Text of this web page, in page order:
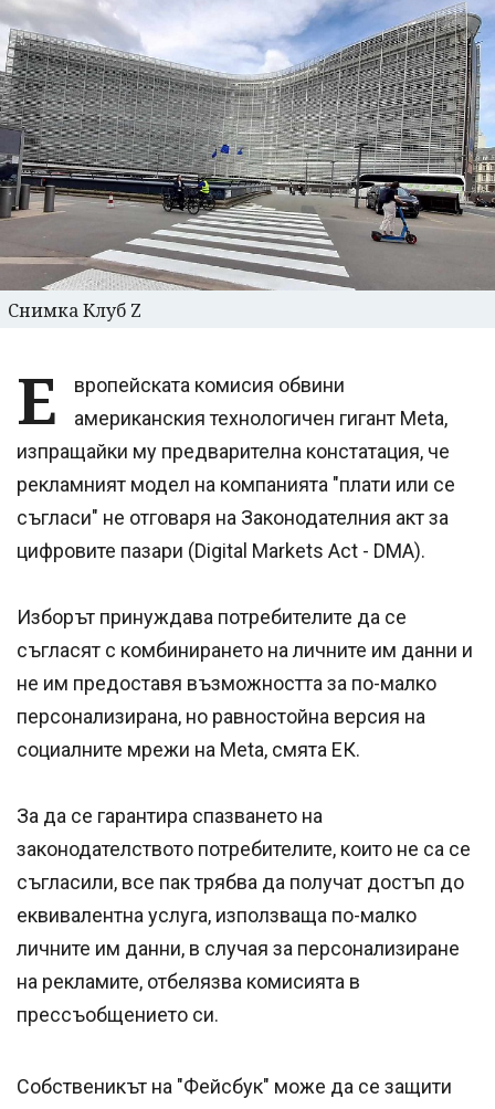
Снимка Клуб Z
Е
вропейската комисия обвини
американския технологичен гигант Meta,
изпращайки му предварителна констатация, че
рекламният модел на компанията "плати или се
съгласи" не отговаря на Законодателния акт за
цифровите пазари (Digital Markets Act - DMA).
Изборът принуждава потребителите да се
съгласят с комбинирането на личните им данни и
не им предоставя възможността за по-малко
персонализирана, но равностойна версия на
социалните мрежи на Meta, смята ЕК.
За да се гарантира спазването на
законодателството потребителите, които не са се
съгласили, все пак трябва да получат достъп до
еквивалентна услуга, използваща по-малко
личните им данни, в случая за персонализиране
на рекламите, отбелязва комисията в
прессъобщението си.
Собственикът на "Фейсбук" може да се защити